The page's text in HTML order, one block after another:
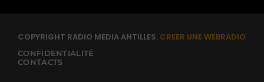
COPYRIGHT RADIO MEDIA ANTILLES. CREER UNE WEBRADIO
CONFIDENTIALITÉ
CONTACTS